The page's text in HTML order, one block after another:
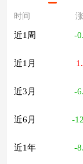
时间
近1周 -
近1月
近3月 -
近6月 -
近1年 -